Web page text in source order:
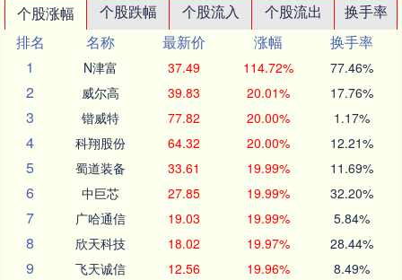
个股涨幅 个股跌幅 个股流入 个股流出
换手率
排名
名称 最新价 涨幅
换手率
1
N津富 37.49 114.72% 77.46%
2 威尔高 39.83 20.01% 17.76%
3 锴威特 77.82 20.00% 1.17%
4 科翔股份 64.32 20.00% 12.21%
5 蜀道装备 33.61 19.99% 11.69%
6 中巨芯 27.85 19.99% 32.20%
7 广哈通信 19.03 19.99% 5.84%
8 欣天科技 18.02 19.97% 28.44%
9 飞天诚信 12.56 19.96% 8.49%